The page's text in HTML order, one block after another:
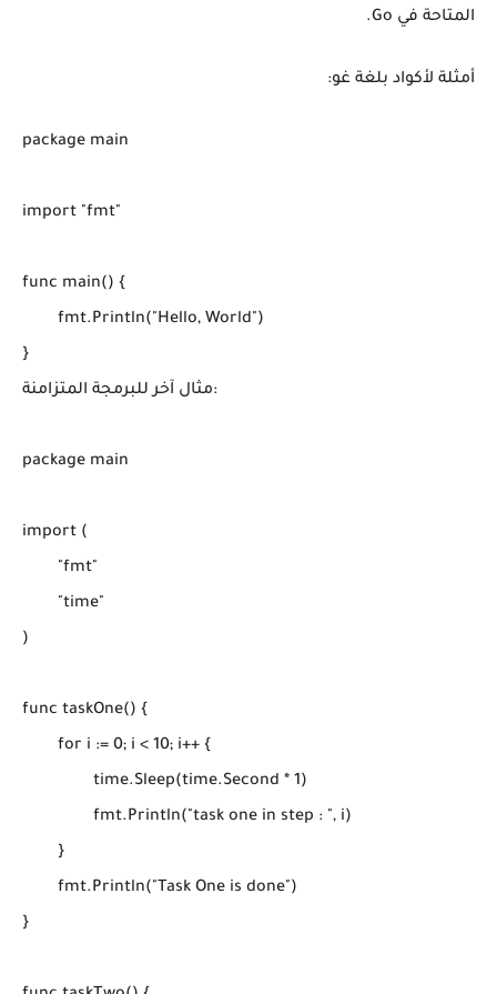
المتاحة في Go.
أمثلة لأكواد بلغة غو:
package main
import "fmt"
func main() {
}
مثال آخر للبرمجة المتزامنة:
package main
import (
)
func taskOne() {
}